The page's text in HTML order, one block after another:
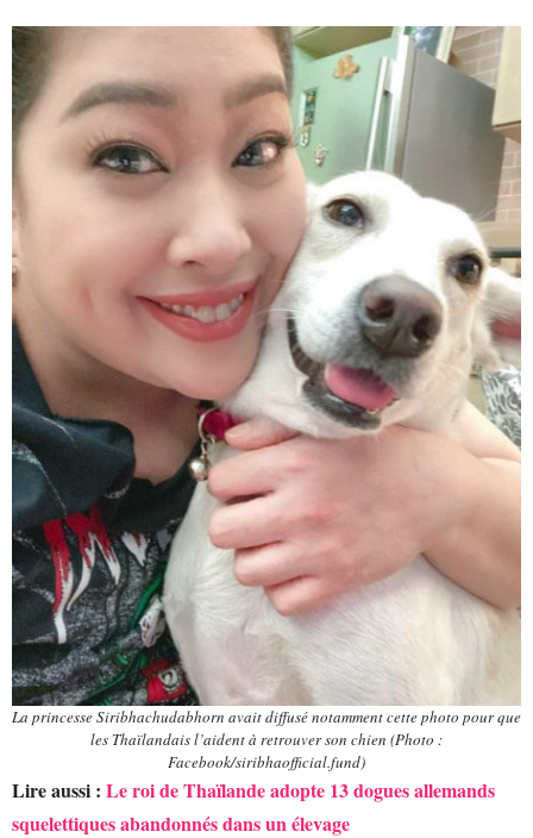
La princesse Siribhachudabhorn avait diffusé notamment cette photo pour que
les Thaïlandais l’aident à retrouver son chien (Photo :
Facebook/siribhaofficial.fund)
Lire aussi : Le roi de Thaïlande adopte 13 dogues allemands
squelettiques abandonnés dans un élevage